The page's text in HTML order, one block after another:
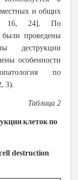
местных и общих
16, 24]. По
проведены
деструкции
особенности
по
3).
Таблица 2
клеток по
destruction